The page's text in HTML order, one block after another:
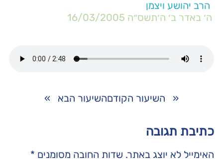
הרב יהושע ויצמן
ה׳ באדר ב׳ ה׳תשס״ה 16/03/2005
« השיעור הקודםהשיעור הבא »
כתיבת תגובה
האימייל לא יוצג באתר. שדות החובה מסומנים *